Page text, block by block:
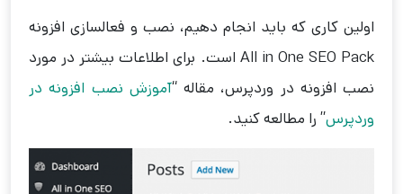
اولین کاری که باید انجام دهیم، نصب و فعالسازی افزونه
‌All in One SEO Pack است. برای اطلاعات بیشتر در مورد
نصب افزونه در وردپرس، مقاله “آموزش نصب افزونه در
وردپرس” را مطالعه کنید.